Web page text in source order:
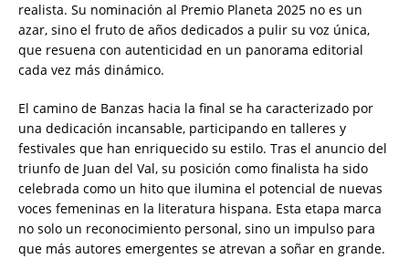
realista. Su nominación al Premio Planeta 2025 no es un
azar, sino el fruto de años dedicados a pulir su voz única,
que resuena con autenticidad en un panorama editorial
cada vez más dinámico.
El camino de Banzas hacia la final se ha caracterizado por
una dedicación incansable, participando en talleres y
festivales que han enriquecido su estilo. Tras el anuncio del
triunfo de Juan del Val, su posición como finalista ha sido
celebrada como un hito que ilumina el potencial de nuevas
voces femeninas en la literatura hispana. Esta etapa marca
no solo un reconocimiento personal, sino un impulso para
que más autores emergentes se atrevan a soñar en grande.